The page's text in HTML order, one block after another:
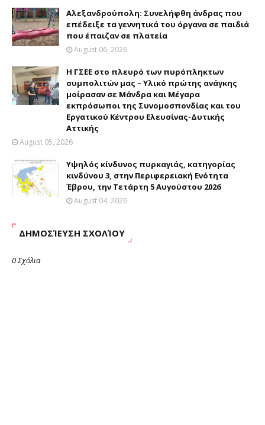
Αλεξανδρούπολη: Συνελήφθη άνδρας που
επέδειξε τα γεννητικά του όργανα σε παιδιά
που έπαιζαν σε πλατεία
August 06, 2026
H ΓΣΕΕ στο πλευρό των πυρόπληκτων
συμπολιτών μας – Υλικό πρώτης ανάγκης
μοίρασαν σε Μάνδρα και Μέγαρα
εκπρόσωποι της Συνομοσπονδίας και του
Εργατικού Κέντρου Ελευσίνας-Δυτικής
Αττικής
August 05, 2026
Υψηλός κίνδυνος πυρκαγιάς, κατηγορίας
κινδύνου 3, στην Περιφερειακή Ενότητα
Έβρου, την Τετάρτη 5 Αυγούστου 2026
August 04, 2026
ΔΗΜΟΣΊΕΥΣΗ ΣΧΟΛΊΟΥ
0 Σχόλια